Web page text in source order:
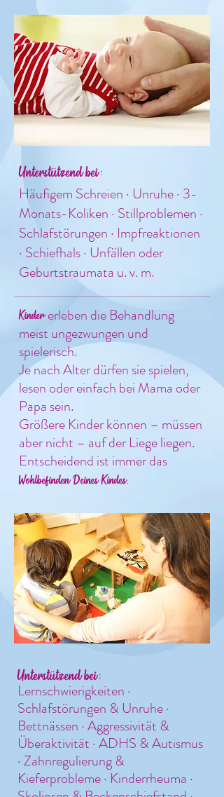
Unterstützend bei:
Häufigem Schreien · Unruhe · 3-
Monats-Koliken · Stillproblemen ·
Schlafstörungen · Impfreaktionen
· Schiefhals · Unfällen oder
Geburtstraumata u. v. m.
Kindererleben die Behandlung
meist ungezwungen und
spielerisch.
Je nach Alter dürfen sie spielen,
lesen oder einfach bei Mama oder
Papa sein.
Größere Kinder können – müssen
aber nicht – auf der Liege liegen.
Entscheidend ist immer das
Wohlbefinden Deines Kindes.
Unterstützend bei:
Lernschwierigkeiten ·
Schlafstörungen & Unruhe ·
Bettnässen · Aggressivität &
Überaktivität · ADHS & Autismus
· Zahnregulierung &
Kieferprobleme · Kinderrheuma ·